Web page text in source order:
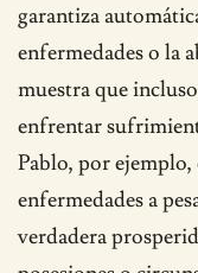
garantiza
enfermedades o la
muestra que
enfrentar
Pablo, por
enfermedades a
verdadera